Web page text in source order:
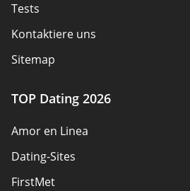
Tests
Kontaktiere uns
Sitemap
TOP Dating 2026
Amor en Linea
Dating-Sites
FirstMet